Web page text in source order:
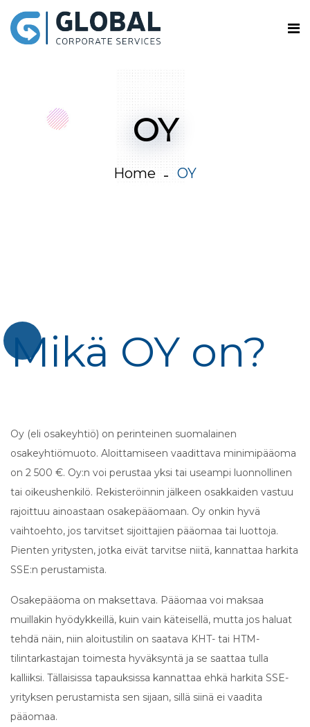
OY
Home OY
Mikä OY on?
Oy (eli osakeyhtiö) on perinteinen suomalainen
osakeyhtiömuoto. Aloittamiseen vaadittava minimipääoma
on 2 500 €. Oy:n voi perustaa yksi tai useampi luonnollinen
tai oikeushenkilö. Rekisteröinnin jälkeen osakkaiden vastuu
rajoittuu ainoastaan osakepääomaan. Oy onkin hyvä
vaihtoehto, jos tarvitset sijoittajien pääomaa tai luottoja.
Pienten yritysten, jotka eivät tarvitse niitä, kannattaa harkita
SSE:n perustamista.
Osakepääoma on maksettava. Pääomaa voi maksaa
muillakin hyödykkeillä, kuin vain käteisellä, mutta jos haluat
tehdä näin, niin aloitustilin on saatava KHT- tai HTM-
tilintarkastajan toimesta hyväksyntä ja se saattaa tulla
kalliiksi. Tällaisissa tapauksissa kannattaa ehkä harkita SSE-
yrityksen perustamista sen sijaan, sillä siinä ei vaadita
pääomaa.